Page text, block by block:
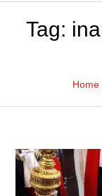
Tag:
Home